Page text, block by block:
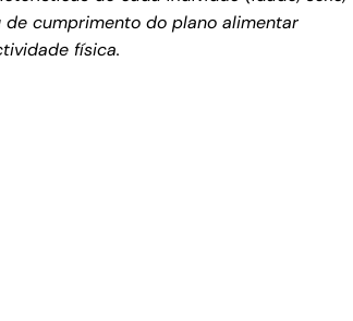
cumprimento do plano alimentar
física.